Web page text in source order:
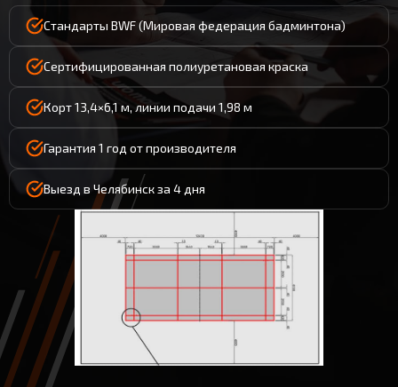
Стандарты BWF (Мировая федерация бадминтона)
Сертифицированная полиуретановая краска
Корт 13,4×6,1 м, линии подачи 1,98 м
Гарантия 1 год от производителя
Выезд в Челябинск за 4 дня